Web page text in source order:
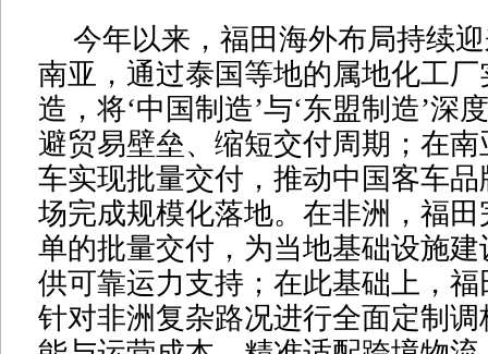
今年以来，福田海外布局持续
南亚，通过泰国等地的属地化工
造，将‘中国制造’与‘东盟制造’深
避贸易壁垒、缩短交付周期；在
车实现批量交付，推动中国客车
场完成规模化落地。在非洲，福
单的批量交付，为当地基础设施
供可靠运力支持；在此基础上，
针对非洲复杂路况进行全面定制